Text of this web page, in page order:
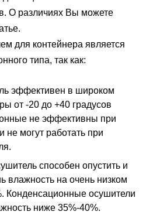
О различиях Вы можете
для контейнера является
типа, так как:
эффективен в широком
от -20 до +40 градусов
не эффективны при
не могут работать при
способен опустить и
влажность на очень низком
Конденсационные осушители
ниже 35%-40%.